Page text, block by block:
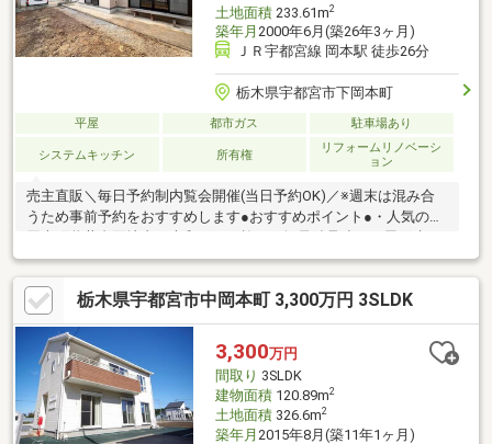
土地面積233.61m2
築年月 2000年6月(築26年3ヶ月)
ＪＲ宇都宮線 岡本駅 徒歩26分
栃木県宇都宮市下岡本町
平屋 都市ガス 駐車場あり
システムキッチン 所有権
リフォームリノベーシ
ョン
売主直販＼毎日予約制内覧会開催(当日予約OK)／※週末は混み合
うため事前予約をおすすめします●おすすめポイント●・人気の下
大変人気です・WICが付いて収納もたっぷりです・クロス張替え
など新築気分で新生活をスタートできます♪○リフォーム内容○・
クロス張替え・水廻りCF重ね張り・トイレ、洗面化粧台新品交
換・畳表替え、襖・障子張替え・ハウスクリーニング他「お客様
への３の約束」2年間保証があるので安心！誠実敏速に対応いたし
ます※価格には消費税、リフォーム費用を含みます
栃木県宇都宮市中岡本町 3,300万円 3SLDK
3,300万円
間取り 3SLDK
建物面積120.89m2
土地面積326.6m2
築年月 2015年8月(築11年1ヶ月)